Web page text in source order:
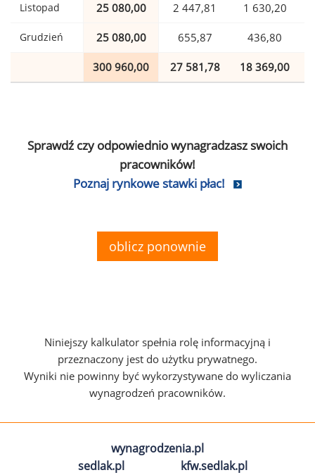
Listopad 25 080,00 2 447,81 1 630,20
Grudzień 25 080,00 655,87 436,80
300 960,00 27 581,78 18 369,00
Sprawdź czy odpowiednio wynagradzasz swoich
pracowników!
Poznaj rynkowe stawki płac!
oblicz ponownie
Niniejszy kalkulator spełnia rolę informacyjną i
przeznaczony jest do użytku prywatnego.
Wyniki nie powinny być wykorzystywane do wyliczania
wynagrodzeń pracowników.
wynagrodzenia.pl
sedlak.pl
kfw.sedlak.pl